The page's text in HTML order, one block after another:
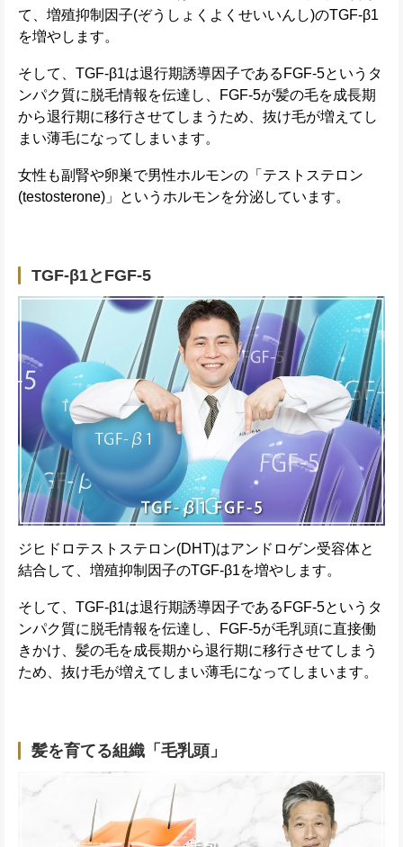
て、増殖抑制因子(ぞうしょくよくせいいんし)のTGF-β1
を増やします。
そして、TGF-β1は退行期誘導因子であるFGF-5というタ
ンパク質に脱毛情報を伝達し、FGF-5が髪の毛を成長期
から退行期に移行させてしまうため、抜け毛が増えてし
まい薄毛になってしまいます。
女性も副腎や卵巣で男性ホルモンの「テストステロン
(testosterone)」というホルモンを分泌しています。
TGF-β1とFGF-5
ジヒドロテストステロン(DHT)はアンドロゲン受容体と
結合して、増殖抑制因子のTGF-β1を増やします。
そして、TGF-β1は退行期誘導因子であるFGF-5というタ
ンパク質に脱毛情報を伝達し、FGF-5が毛乳頭に直接働
きかけ、髪の毛を成長期から退行期に移行させてしまう
ため、抜け毛が増えてしまい薄毛になってしまいます。
髪を育てる組織「毛乳頭」